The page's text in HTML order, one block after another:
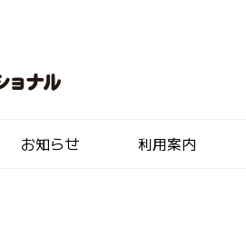
お知らせ 利用案内